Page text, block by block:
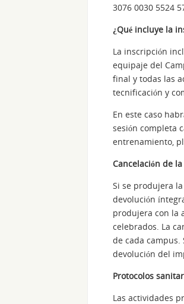
3076 0030 5524
¿Qué incluye la
La inscripción
equipaje del
final y todas las
tecnificación y
En este caso
sesión completa
entrenamiento,
Cancelación de
Si se produjera
devolución
produjera con la
celebrados. La
de cada campus.
devolución del
Protocolos
Las actividades